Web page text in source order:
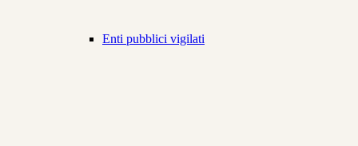
Enti pubblici vigilati